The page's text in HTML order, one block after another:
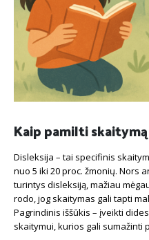
Kaip pamilti
Disleksija – tai specifinis
nuo 5 iki 20 proc. žmonių. Nors
turintys disleksiją, mažiau
rodo, jog skaitymas gali tapti
Pagrindinis iššūkis – įveikti
skaitymui, kurios gali sumažinti